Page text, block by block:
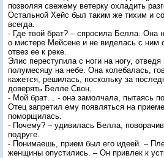
позволяя свежему ветерку охладить
Остальной Хейс был таким же тихим и
всегда.
- Где твой брат? – спросила Белла. Она
о мистере Мейсене и не виделась с ним
отвез ее к реке.
Элис переступила с ноги на ногу, отведя
полумесяцу на небе. Она колебалась,
кажется, решилась, поскольку за
доверять Белле Свон.
- Мой брат… - она замолчала, пытаясь
Отец запретил ему появляться на
поморщилась.
- Почему? – удивилась Белла,
подруге.
- Понимаешь, прием был его идеей. –
женщины опустились. – Он привлек к